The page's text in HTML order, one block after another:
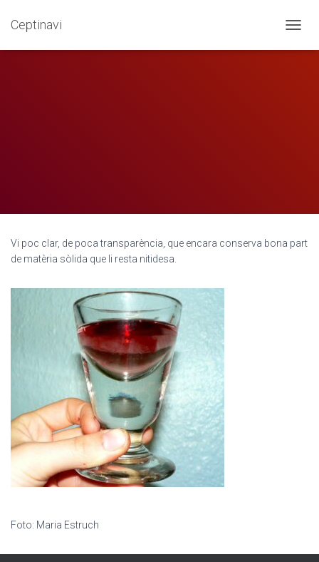
Ceptinavi
Vi poc clar, de poca transparència, que encara conserva bona part
de matèria sòlida que li resta nitidesa.
Foto: Maria Estruch